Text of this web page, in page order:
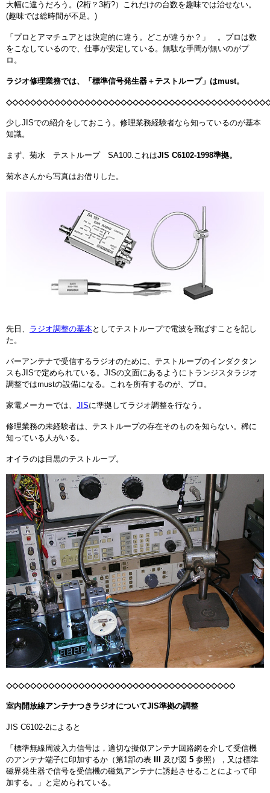
大幅に違うだろう。(2桁？3桁?）これだけの台数を趣味では治せない。
(趣味では総時間が不足。)
「プロとアマチュアとは決定的に違う。どこが違うか？」 。プロは数
をこなしているので、仕事が安定している。無駄な手間が無いのがプ
ロ。
ラジオ修理業務では、「標準信号発生器＋テストループ」はmust。
少しJISでの紹介をしておこう。修理業務経験者なら知っているのが基本
知識。
まず、菊水 テストループ SA100.これはJIS C6102-1998準拠。
菊水さんから写真はお借りした。
先日、 ラジオ調整の基本としてテストループで電波を飛ばすことを記し
た。
バーアンテナで受信するラジオのために、テストループのインダクタン
スもJISで定められている。JISの文面にあるようにトランジスタラジオ
調整ではmustの設備になる。これを所有するのが、プロ。
家電メーカーでは、 JISに準拠してラジオ調整を行なう。
修理業務の未経験者は、テストループの存在そのものを知らない。稀に
知っている人がいる。
オイラのは目黒のテストループ。
◇◇◇◇◇◇◇◇◇◇◇◇◇◇◇◇◇◇◇◇◇◇◇◇◇◇◇◇◇◇◇◇◇◇◇◇◇◇
室内開放線アンテナつきラジオについてJIS準拠の調整
JIS C6102-2によると
「標準無線周波入力信号は，適切な擬似アンテナ回路網を介して受信機
のアンテナ端子に印加するか（第1部の表
及び図 5 参照），又は標準
磁界発生器で信号を受信機の磁気アンテナに誘起させることによって印
加する。」と定められている。